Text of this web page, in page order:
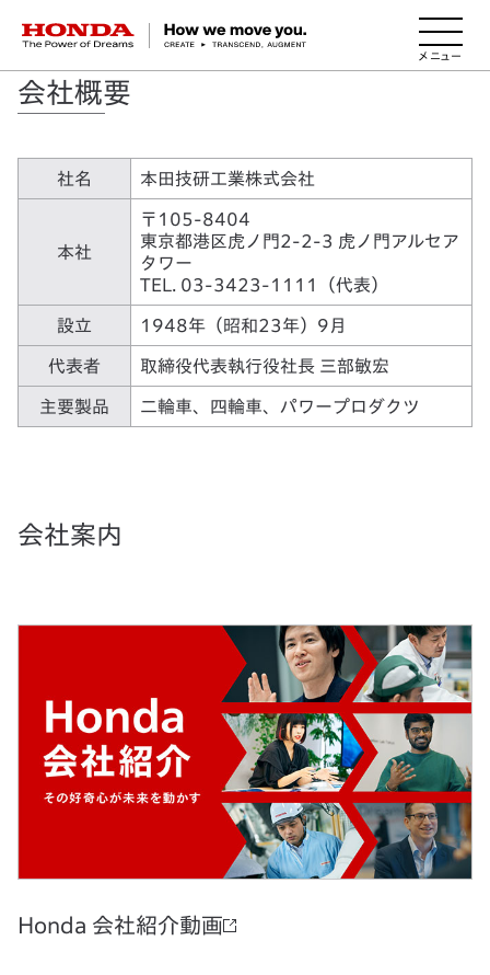
HONDA The Power of Dreams
会社概要
社名 本田技研工業株式会社
本社
〒105-8404
東京都港区虎ノ門2-2-3 虎ノ門アルセア
タワー
TEL. 03-3423-1111（代表）
設立 1948年（昭和23年）9月
代表者 取締役代表執行役社長 三部敏宏
主要製品 二輪車、四輪車、パワープロダクツ
会社案内
Honda 会社紹介動画